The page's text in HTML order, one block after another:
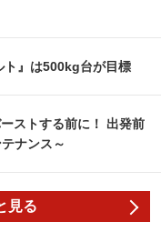
ト』は500kg台が目標
ストする前に！ 出発前
ナンス～
見る